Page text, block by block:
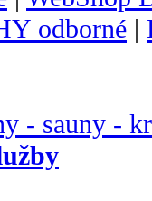
odborné |
- sauny -